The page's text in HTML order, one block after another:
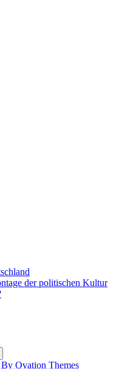
der politischen Kultur
By Ovation Themes